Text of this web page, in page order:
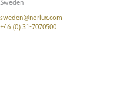
Sweden
sweden@norlux.com
+46 (0) 31-7070500